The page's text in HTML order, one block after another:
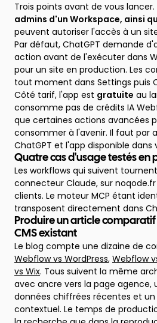
Trois points avant de vous lancer.
admins d'un Workspace, ainsi
peuvent autoriser l'accès à un
Par défaut, ChatGPT demande
action avant de l'exécuter dans
pour un site en production. Les
tout moment dans Settings puis
Côté tarif, l'app est gratuite au
consomme pas de crédits IA
que certaines actions avancées
consommer à l'avenir. Il faut par
ChatGPT et l'app disponible dans
Quatre cas d'usage testés en
Les workflows qui suivent
connecteur Claude, sur
clients. Le moteur MCP étant
transposent directement dans
Produire un article
CMS existant
Le blog compte une dizaine de
Webflow vs WordPress, Webflow
vs Wix. Tous suivent la même
avec ancre vers la page agence,
données chiffrées récentes et
contextuel. Le temps de